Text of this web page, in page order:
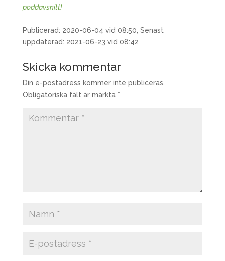
poddavsnitt!
Publicerad: 2020-06-04 vid 08:50, Senast
uppdaterad: 2021-06-23 vid 08:42
Skicka kommentar
Din e-postadress kommer inte publiceras.
Obligatoriska fält är märkta *